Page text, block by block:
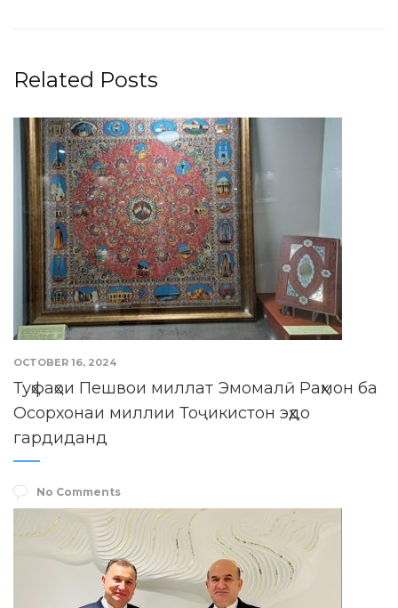
Related Posts
OCTOBER 16, 2024
Туҳфаҳои Пешвои миллат Эмомалӣ Раҳмон ба
Осорхонаи миллии Тоҷикистон эҳдо
гардиданд
No Comments